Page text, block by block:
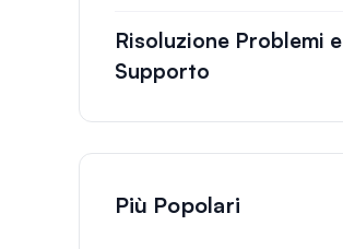
Risoluzione Problemi e
Supporto
Più Popolari